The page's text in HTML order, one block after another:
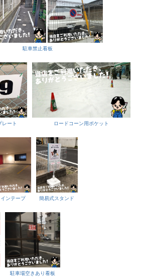
駐車禁止看板
レート ロードコーン用ポケット
インテープ 簡易式スタンド
駐車場空きあり看板